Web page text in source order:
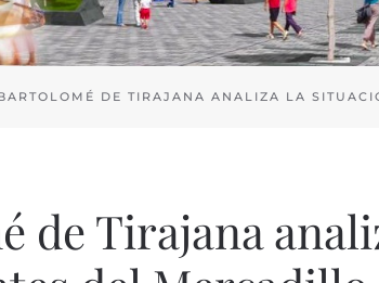
DE TIRAJANA ANALIZA LA
de Tirajana